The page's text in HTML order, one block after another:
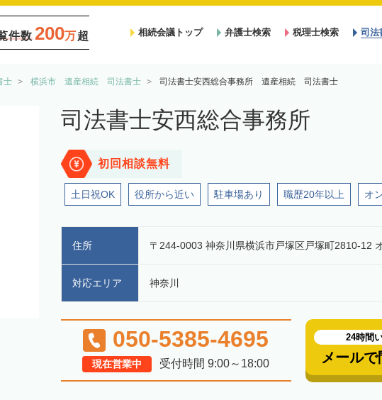
件数 200万超 相続会議トップ 弁護士検索 税理士検索 司法
士 横浜市 遺産相続 司法書士 司法書士安西総合事務所 遺産相続 司法書士
司法書士安西総合事務所
初回相談無料
土日祝OK 役所から近い 駐車場あり 職歴20年以上 オ
住所 〒244-0003 神奈川県横浜市戸塚区戸塚町2810-12
対応エリア 神奈川
050-5385-4695
現在営業中 受付時間 9:00～18:00
24時間
メール